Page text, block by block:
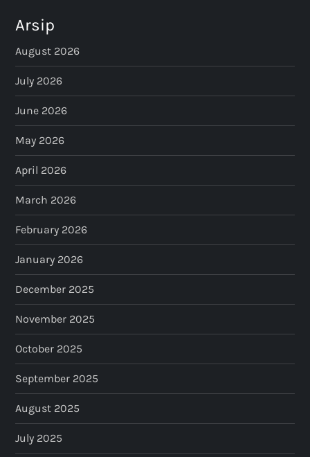
Arsip
August 2026
July 2026
June 2026
May 2026
April 2026
March 2026
February 2026
January 2026
December 2025
November 2025
October 2025
September 2025
August 2025
July 2025